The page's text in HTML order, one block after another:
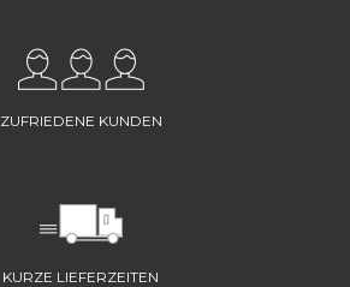
ZUFRIEDENE KUNDEN
KURZE LIEFERZEITEN